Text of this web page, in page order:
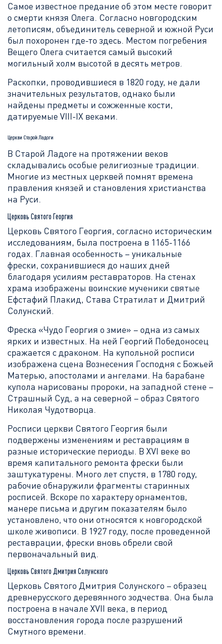
Самое известное предание об этом месте говорит
о смерти князя Олега. Согласно новгородским
летописям, объединитель северной и южной Руси
был похоронен где-то здесь. Местом погребения
Вещего Олега считается самый высокий
могильный холм высотой в десять метров.
Раскопки, проводившиеся в 1820 году, не дали
значительных результатов, однако были
найдены предметы и сожженные кости,
датируемые VIII-IX веками.
Церкви Старой Ладоги
В Старой Ладоге на протяжении веков
складывались особые религиозные традиции.
Многие из местных церквей помнят времена
правления князей и становления христианства
на Руси.
Церковь Святого Георгия
Церковь Святого Георгия, согласно историческим
исследованиям, была построена в 1165-1166
годах. Главная особенность – уникальные
фрески, сохранившиеся до наших дней
благодаря усилиям реставраторов. На стенах
храма изображены воинские мученики святые
Ефстафий Плакид, Става Стратилат и Дмитрий
Солунский.
Фреска «Чудо Георгия о змие» – одна из самых
ярких и известных. На ней Георгий Победоносец
сражается с драконом. На купольной росписи
изображена сцена Вознесения Господня с Божьей
Матерью, апостолами и ангелами. На барабане
купола нарисованы пророки, на западной стене –
Страшный Суд, а на северной – образ Святого
Николая Чудотворца.
Росписи церкви Святого Георгия были
подвержены изменениям и реставрациям в
разные исторические периоды. В XVI веке во
время капитального ремонта фрески были
заштукатурены. Много лет спустя, в 1780 году,
рабочие обнаружили фрагменты старинных
росписей. Вскоре по характеру орнаментов,
манере письма и другим показателям было
установлено, что они относятся к новгородской
школе живописи. В 1927 году, после проведенной
реставрации, фрески вновь обрели свой
первоначальный вид.
Церковь Святого Дмитрия Солунского
Церковь Святого Дмитрия Солунского – образец
древнерусского деревянного зодчества. Она была
построена в начале XVII века, в период
восстановления города после разрушений
Смутного времени.